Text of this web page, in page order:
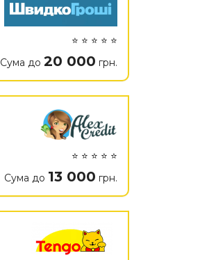
⭐ ⭐ ⭐ ⭐ ⭐
Сума до 20 000 грн.
⭐ ⭐ ⭐ ⭐ ⭐
Сума до 13 000 грн.